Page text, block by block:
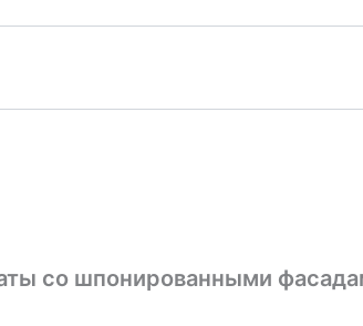
со шпонированными